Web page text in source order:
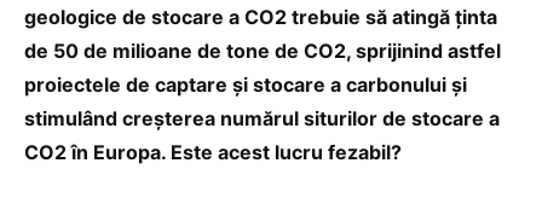
geologice de stocare a CO2 trebuie să atingă ținta
de 50 de milioane de tone de CO2, sprijinind astfel
proiectele de captare și stocare a carbonului și
stimulând creșterea numărul siturilor de stocare a
CO2 în Europa. Este acest lucru fezabil?